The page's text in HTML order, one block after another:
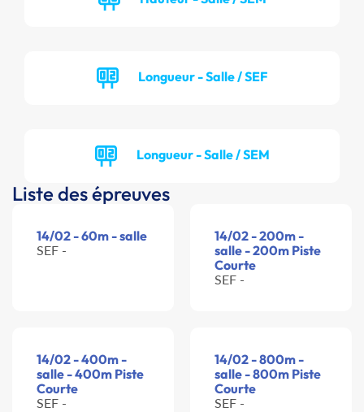
Longueur - Salle / SEF
Longueur - Salle / SEM
Liste des épreuves
14/02 - 60m - salle
SEF -
14/02 - 200m -
salle - 200m Piste
Courte
SEF -
14/02 - 400m -
salle - 400m Piste
Courte
SEF -
14/02 - 800m -
salle - 800m Piste
Courte
SEF -